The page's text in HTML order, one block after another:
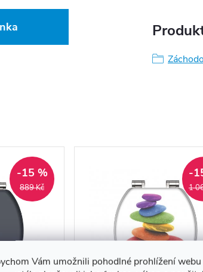
Vám umožnili pohodlné prohlížení
889 Kč
-15 %
1
-